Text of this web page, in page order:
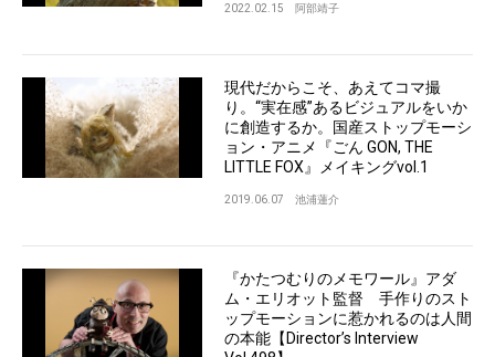
2022.02.15 阿部靖子
現代だからこそ、あえてコマ撮
り。“実在感”あるビジュアルをいか
に創造するか。国産ストップモーシ
ョン・アニメ『ごん GON, THE
LITTLE FOX』メイキングvol.1
2019.06.07 池浦蓮介
『かたつむりのメモワール』アダ
ム・エリオット監督 手作りのスト
ップモーションに惹かれるのは人間
の本能【Director’s Interview